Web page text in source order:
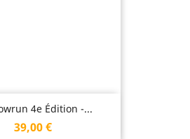
4e Édition -...
Prix
39,00 €